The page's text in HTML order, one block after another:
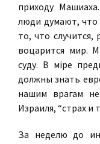
приходу
люди думают, что
то, что
воцарится мир.
суду. В мiре
должны знать
нашим врагам
Израиля, “страх и
За неделю до